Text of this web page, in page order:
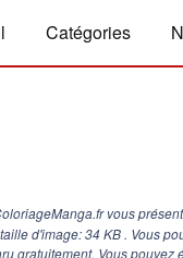
Catégories
vous
d'image: 34 KB . Vous
gratuitement. Vous